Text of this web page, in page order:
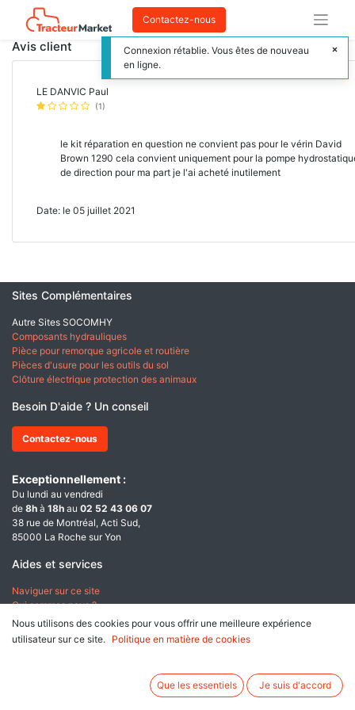
Contactez-nous
Avis client
LE DANVIC Paul
(1)
le kit réparation en question ne convient pas pour le vérin David
Brown 1290 cela convient uniquement pour la pompe
de direction pour ma part je l'ai acheté inutilement
Date: le 05 juillet 2021
Sites Complémentaires
Autre Sites SOCOMHY
Composants hydrauliques
Pièce pour remorque agricole et routière
Pièces d'usure pour les outils du sol
Clôture électrique protection des animaux
Besoin D'aide ? Un conseil
Contactez-nous
Exceptionnellement :
Du lundi au vendredi
de 8h à 18h au 02 52 43 06 07
38 rue de Montréal, Acti Sud,
85000 La Roche sur Yon
Aides et services
Naviguer sur ce site
Qui sommes nous ?
Données personnelles & Cookies
Nous utilisons des cookies pour vous offrir une meilleure expérience
utilisateur sur ce site.
Politique en matière de cookies
Que les essentiels Je suis d'accord
Connexion rétablie. Vous êtes de nouveau
en ligne.